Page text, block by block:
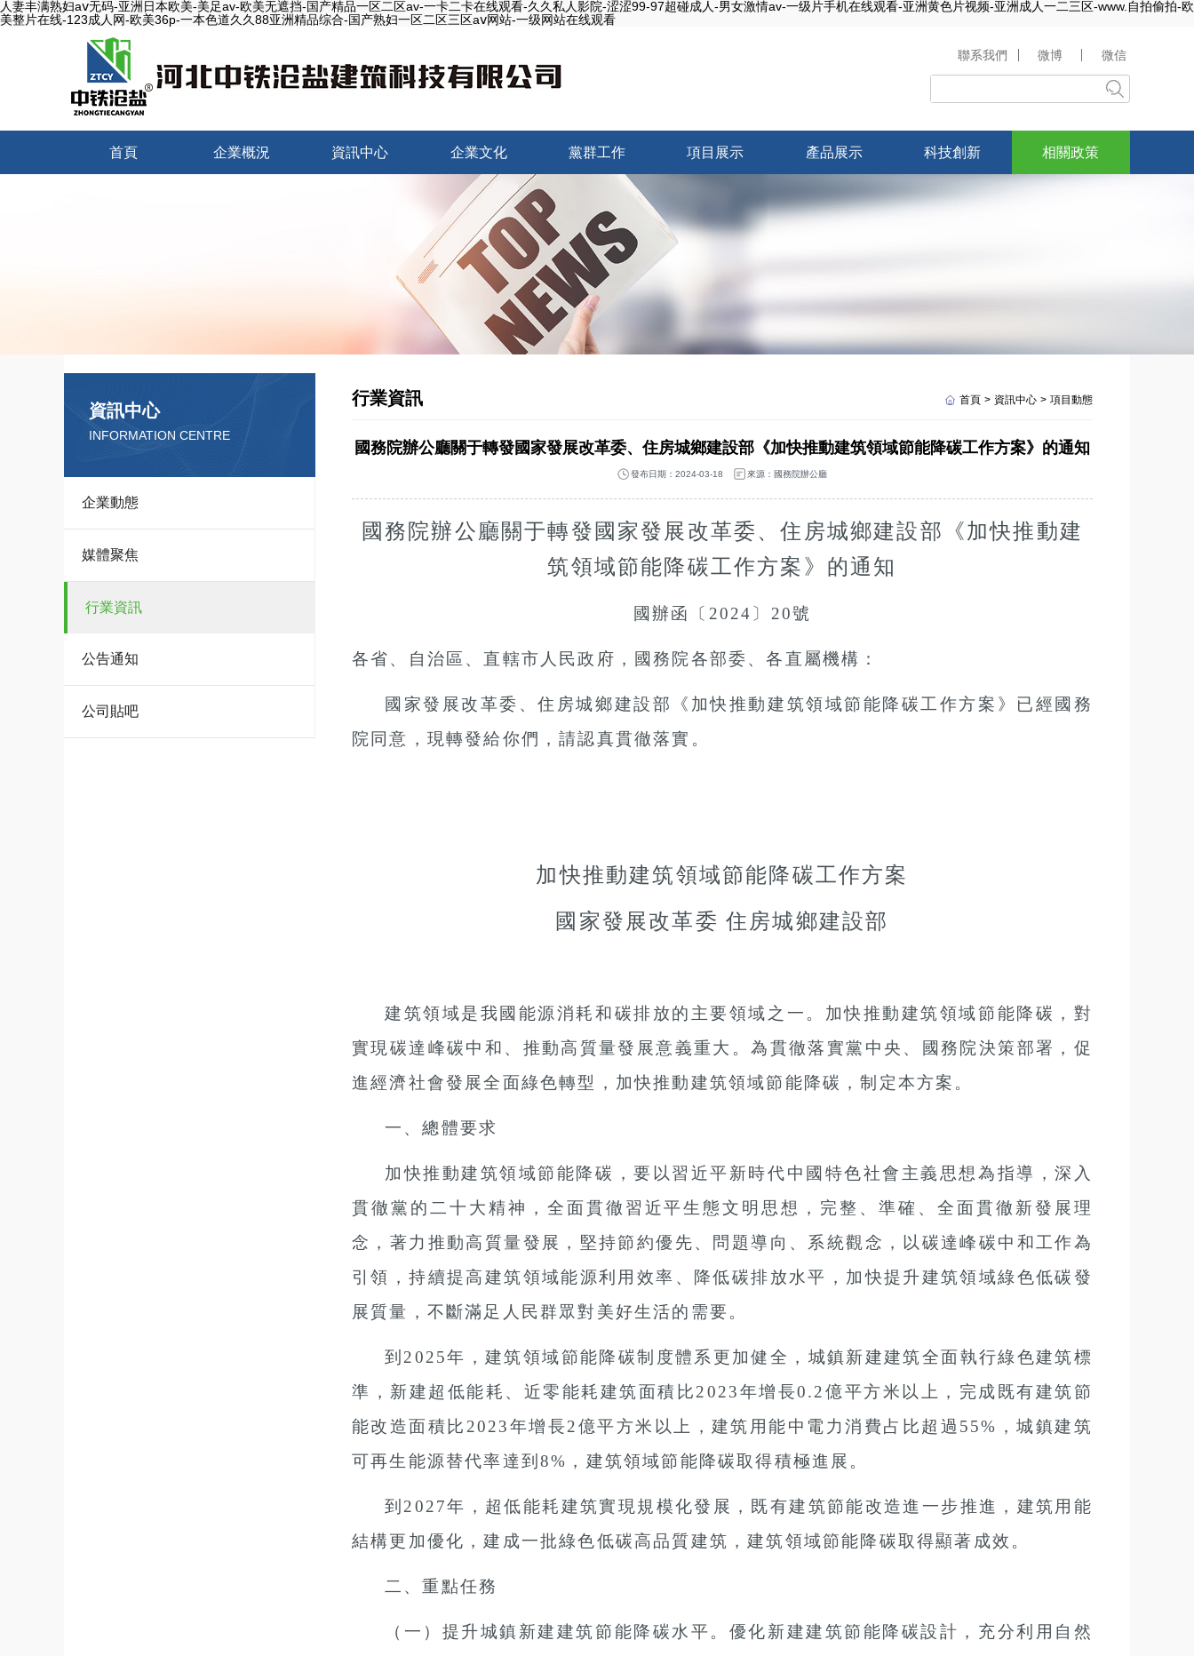
人妻丰满熟妇aⅴ无码-亚洲日本欧美-美足av-欧美无遮挡-国产精品一区二区av-一卡二卡在线观看-久久私人影院-涩涩99-97超碰成人-男女激情av-一级片手机在线观看-亚洲黄色片视频-亚洲成人一二三区-www.自拍偷拍-欧
美整片在线-123成人网-欧美36p-一本色道久久88亚洲精品综合-国产熟妇一区二区三区aⅴ网站-一级网站在线观看
聯系我們 微博 微信
首頁 企業概況 資訊中心 企業文化 黨群工作 項目展示 產品展示 科技創新 相關政策
資訊中心
INFORMATION CENTRE
企業動態
媒體聚焦
行業資訊
公告通知
公司貼吧
行業資訊 首頁 > 資訊中心 > 項目動態
國務院辦公廳關于轉發國家發展改革委、住房城鄉建設部《加快推動建筑領域節能降碳工作方案》的通知
發布日期：2024-03-18 來源：國務院辦公廳
國務院辦公廳關于轉發國家發展改革委、住房城鄉建設部《加快推動建
筑領域節能降碳工作方案》的通知
國辦函〔 2024〕20號
各省、自治區、直轄市人民政府，國務院各部委、各直屬機構：
國家發展改革委、住房城鄉建設部《加快推動建筑領域節能降碳工作方案》已經國務
院同意，現轉發給你們，請認真貫徹落實。
加快推動建筑領域節能降碳工作方案
國家發展改革委 住房城鄉建設部
建筑領域是我國能源消耗和碳排放的主要領域之一。加快推動建筑領域節能降碳，對
實現碳達峰碳中和、推動高質量發展意義重大。為貫徹落實黨中央、國務院決策部署，促
進經濟社會發展全面綠色轉型，加快推動建筑領域節能降碳，制定本方案。
一、總體要求
加快推動建筑領域節能降碳，要以習近平新時代中國特色社會主義思想為指導，深入
貫徹黨的二十大精神，全面貫徹習近平生態文明思想，完整、準確、全面貫徹新發展理
念，著力推動高質量發展，堅持節約優先、問題導向、系統觀念，以碳達峰碳中和工作為
引領，持續提高建筑領域能源利用效率、降低碳排放水平，加快提升建筑領域綠色低碳發
展質量，不斷滿足人民群眾對美好生活的需要。
到 2025年，建筑領域節能降碳制度體系更加健全，城鎮新建建筑全面執行綠色建筑標
準，新建超低能耗、近零能耗建筑面積比2023年增長0.2億平方米以上，完成既有建筑節
能改造面積比2023年增長2億平方米以上，建筑用能中電力消費占比超過55%，城鎮建筑
可再生能源替代率達到8%，建筑領域節能降碳取得積極進展。
到 2027年，超低能耗建筑實現規模化發展，既有建筑節能改造進一步推進，建筑用能
結構更加優化，建成一批綠色低碳高品質建筑，建筑領域節能降碳取得顯著成效。
二、重點任務
（一）提升城鎮新建建筑節能降碳水平。 優化新建建筑節能降碳設計，充分利用自然